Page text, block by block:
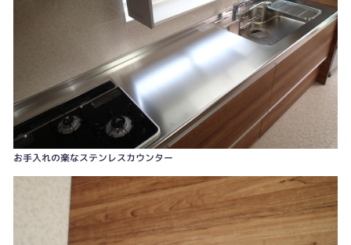
お手入れの楽なステンレスカウンター
水で傷みやすい足元はクッションフロアー仕上げとしました。